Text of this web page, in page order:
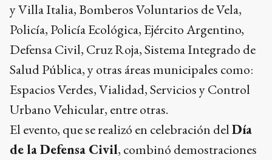
y Villa Italia, Bomberos Voluntarios de Vela,
Policía, Policía Ecológica, Ejército Argentino,
Defensa Civil, Cruz Roja, Sistema Integrado de
Salud Pública, y otras áreas municipales como:
Espacios Verdes, Vialidad, Servicios y Control
Urbano Vehicular, entre otras.
El evento, que se realizó en celebración delDía
de la Defensa Civil, combinó demostraciones